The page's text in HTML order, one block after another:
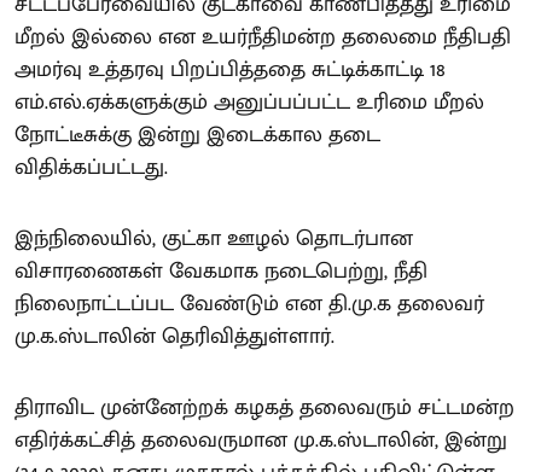
மீறல் இல்லை என உயர்நீதிமன்ற தலைமை நீதிபதி
அமர்வு உத்தரவு பிறப்பித்ததை சுட்டிக்காட்டி 18
எம்.எல்.ஏக்களுக்கும் அனுப்பப்பட்ட உரிமை மீறல்
நோட்டீசுக்கு இன்று இடைக்கால தடை
விதிக்கப்பட்டது.
இந்நிலையில், குட்கா ஊழல் தொடர்பான
விசாரணைகள் வேகமாக நடைபெற்று, நீதி
நிலைநாட்டப்பட வேண்டும் என தி.மு.க தலைவர்
மு.க.ஸ்டாலின் தெரிவித்துள்ளார்.
திராவிட முன்னேற்றக் கழகத் தலைவரும் சட்டமன்ற
எதிர்க்கட்சித் தலைவருமான மு.க.ஸ்டாலின், இன்று